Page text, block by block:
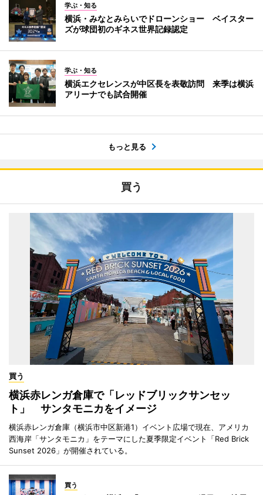
学ぶ・知る
横浜・みなとみらいでドローンショー ベイスター
ズが球団初のギネス世界記録認定
学ぶ・知る
横浜エクセレンスが中区長を表敬訪問 来季は横浜
アリーナでも試合開催
もっと見る
買う
買う
横浜赤レンガ倉庫で「レッドブリックサンセッ
ト」 サンタモニカをイメージ
横浜赤レンガ倉庫（横浜市中区新港1）イベント広場で現在、アメリカ
西海岸「サンタモニカ」をテーマにした夏季限定イベント「Red Brick
Sunset 2026」が開催されている。
買う